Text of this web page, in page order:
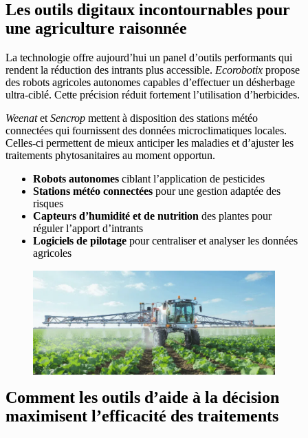
Les outils digitaux incontournables pour
une agriculture raisonnée
La technologie offre aujourd’hui un panel d’outils performants qui
rendent la réduction des intrants plus accessible. Ecorobotix propose
des robots agricoles autonomes capables d’effectuer un désherbage
ultra-ciblé. Cette précision réduit fortement l’utilisation d’herbicides.
Weenatet Sencrop mettent à disposition des stations météo
connectées qui fournissent des données microclimatiques locales.
Celles-ci permettent de mieux anticiper les maladies et d’ajuster les
traitements phytosanitaires au moment opportun.
Robots autonomes ciblant l’application de pesticides
Stations météo connectées pour une gestion adaptée des
risques
Capteurs d’humidité et de nutrition des plantes pour
réguler l’apport d’intrants
Logiciels de pilotage pour centraliser et analyser les données
agricoles
Comment les outils d’aide à la décision
maximisent l’efficacité des traitements